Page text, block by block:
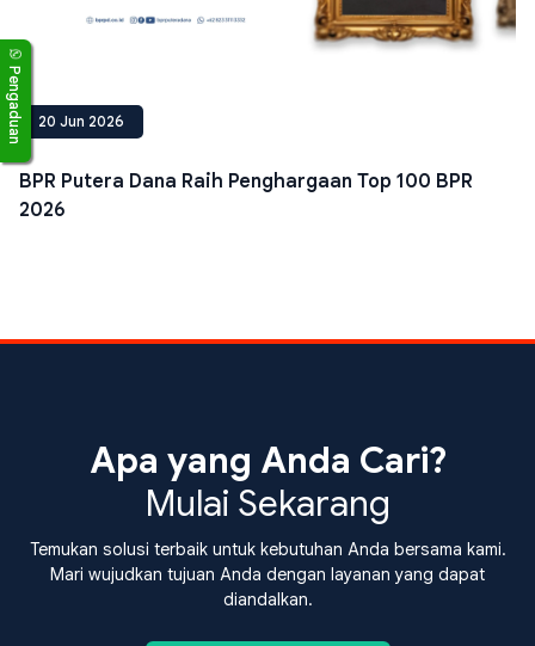
20 Jun 2026
BPR Putera Dana Raih Penghargaan Top 100 BPR
2026
Pengaduan
Apa yang Anda Cari?
Mulai Sekarang
Temukan solusi terbaik untuk kebutuhan Anda bersama kami.
Mari wujudkan tujuan Anda dengan layanan yang dapat
diandalkan.